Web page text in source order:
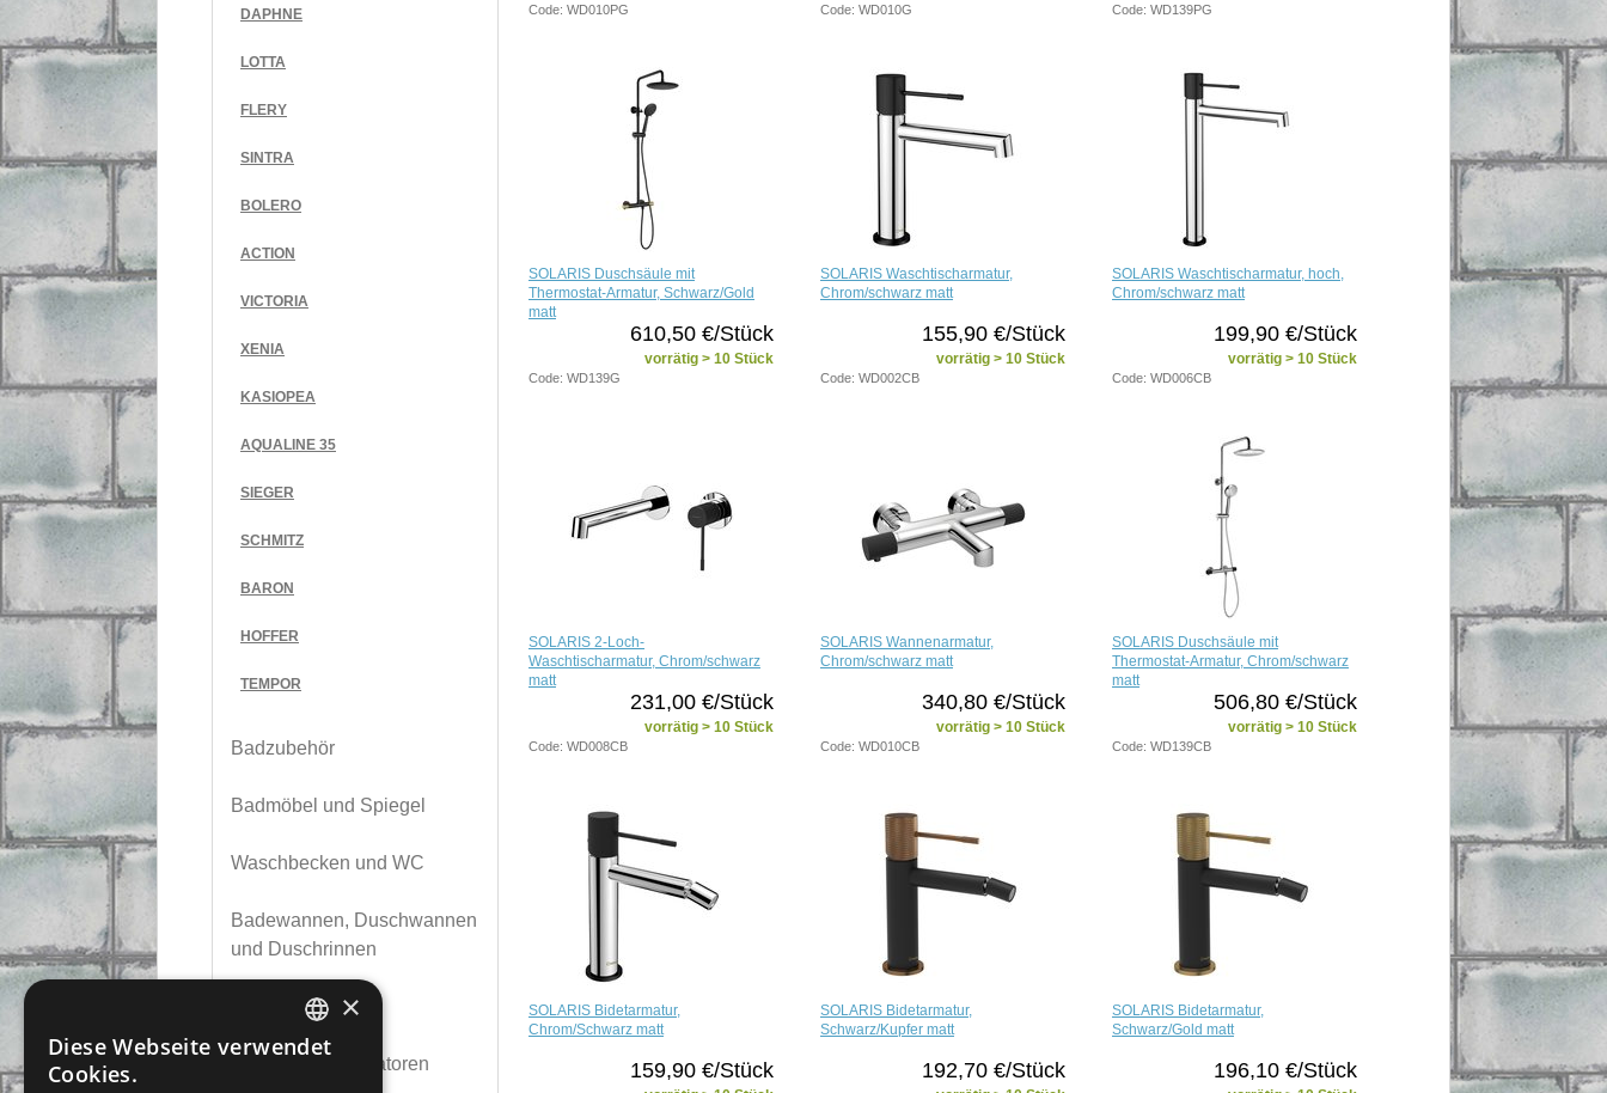
DAPHNE
LOTTA
FLERY
SINTRA
BOLERO
ACTION
VICTORIA
XENIA
KASIOPEA
AQUALINE 35
SIEGER
SCHMITZ
BARON
HOFFER
TEMPOR
Badzubehör
Badmöbel und Spiegel
Waschbecken und WC
Badewannen, Duschwannen
und Duschrinnen
Duschkabinen
Heizkörper,Ventilatoren
Code: WD010PG Code: WD010G Code: WD139PG
SOLARIS Duschsäule mit
Thermostat-Armatur, Schwarz/Gold
matt
610,50 €/Stück
vorrätig > 10 Stück
Code: WD139G
SOLARIS Waschtischarmatur,
Chrom/schwarz matt
155,90 €/Stück
vorrätig > 10 Stück
Code: WD002CB
SOLARIS Waschtischarmatur, hoch,
Chrom/schwarz matt
199,90 €/Stück
vorrätig > 10 Stück
Code: WD006CB
SOLARIS 2-Loch-
Waschtischarmatur, Chrom/schwarz
matt
231,00 €/Stück
vorrätig > 10 Stück
Code: WD008CB
SOLARIS Wannenarmatur,
Chrom/schwarz matt
340,80 €/Stück
vorrätig > 10 Stück
Code: WD010CB
SOLARIS Duschsäule mit
Thermostat-Armatur, Chrom/schwarz
matt
506,80 €/Stück
vorrätig > 10 Stück
Code: WD139CB
SOLARIS Bidetarmatur,
Chrom/Schwarz matt
159,90 €/Stück
SOLARIS Bidetarmatur,
Schwarz/Kupfer matt
192,70 €/Stück
SOLARIS Bidetarmatur,
Schwarz/Gold matt
196,10 €/Stück
CZECH
×
Diese Webseite verwendet
Cookies.